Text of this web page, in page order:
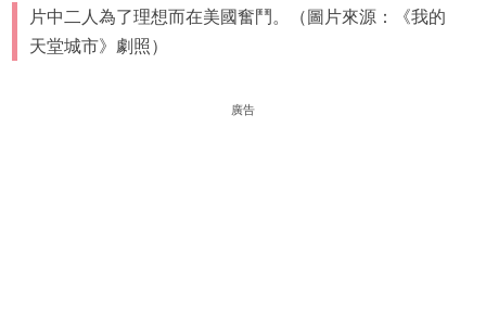
片中二人為了理想而在美國奮鬥。（圖片來源：《我的
天堂城市》劇照）
廣告